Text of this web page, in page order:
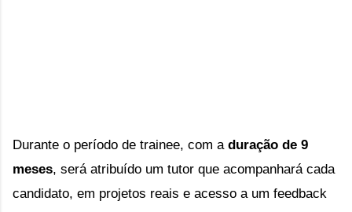
Durante o período de trainee, com a duração de 9
meses, será atribuído um tutor que acompanhará cada
candidato, em projetos reais e acesso a um feedback